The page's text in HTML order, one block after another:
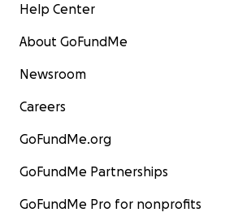
Help Center
About GoFundMe
Newsroom
Careers
GoFundMe.org
GoFundMe Partnerships
GoFundMe Pro for nonprofits